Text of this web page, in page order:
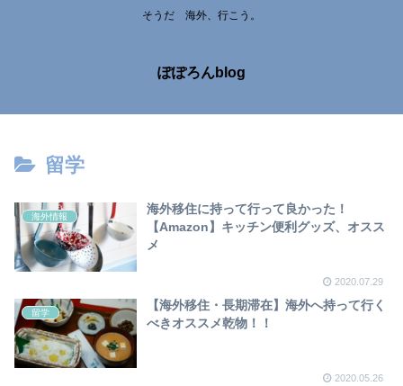
そうだ 海外、行こう。
ぽぽろんblog
留学
海外情報
海外移住に持って行って良かった！
【Amazon】キッチン便利グッズ、オスス
メ
2020.07.29
留学
【海外移住・長期滞在】海外へ持って行く
べきオススメ乾物！！
2020.05.26